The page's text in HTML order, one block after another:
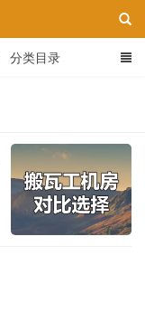
分类目录